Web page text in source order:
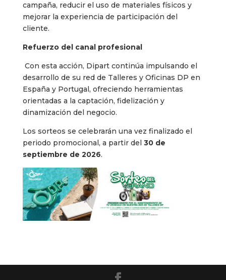
campaña, reducir el uso de materiales físicos y
mejorar la experiencia de participación del
cliente.
Refuerzo del canal profesional
Con esta acción, Dipart continúa impulsando el
desarrollo de su red de Talleres y Oficinas DP en
España y Portugal, ofreciendo herramientas
orientadas a la captación, fidelización y
dinamización del negocio.
Los sorteos se celebrarán una vez finalizado el
periodo promocional, a partir del 30 de
septiembre de 2026.